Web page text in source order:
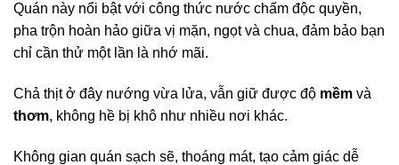
Quán này nổi bật với công thức nước chấm độc quyền,
pha trộn hoàn hảo giữa vị mặn, ngọt và chua, đảm bảo bạn
chỉ cần thử một lần là nhớ mãi.
Chả thịt ở đây nướng vừa lửa, vẫn giữ được độ mềm và
thơm, không hề bị khô như nhiều nơi khác.
Không gian quán sạch sẽ, thoáng mát, tạo cảm giác dễ